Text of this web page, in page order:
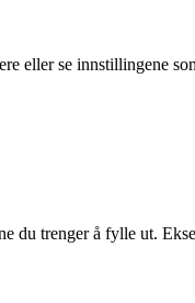
eller se innstillingene
du trenger å fylle ut.